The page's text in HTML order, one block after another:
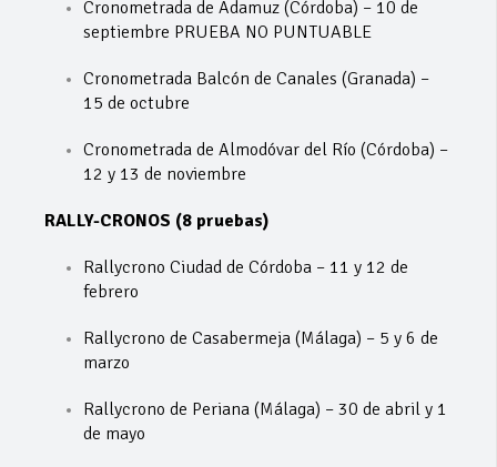
Cronometrada de Adamuz (Córdoba) – 10 de
septiembre PRUEBA NO PUNTUABLE
Cronometrada Balcón de Canales (Granada) –
15 de octubre
Cronometrada de Almodóvar del Río (Córdoba) –
12 y 13 de noviembre
RALLY-CRONOS (8 pruebas)
Rallycrono Ciudad de Córdoba – 11 y 12 de
febrero
Rallycrono de Casabermeja (Málaga) – 5 y 6 de
marzo
Rallycrono de Periana (Málaga) – 30 de abril y 1
de mayo